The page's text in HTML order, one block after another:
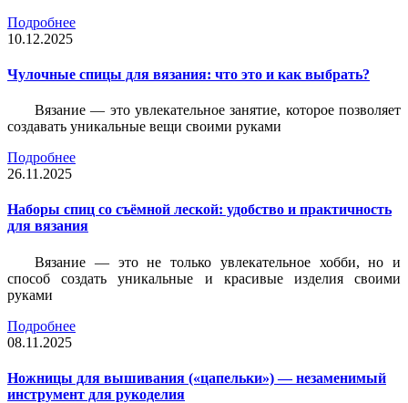
Подробнее
10.12.2025
Чулочные спицы для вязания: что это и как выбрать?
Вязание — это увлекательное занятие, которое позволяет
создавать уникальные вещи своими руками
Подробнее
26.11.2025
Наборы спиц со съёмной леской: удобство и практичность
для вязания
Вязание — это не только увлекательное хобби, но и
способ создать уникальные и красивые изделия своими
руками
Подробнее
08.11.2025
Ножницы для вышивания («цапельки») — незаменимый
инструмент для рукоделия